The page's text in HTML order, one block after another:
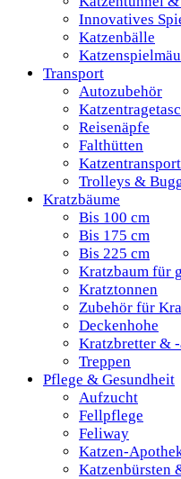
Innovatives
Katzenbälle
Transport
Autozubehör
Reisenäpfe
Falthütten
Trolleys &
Kratzbäume
Bis 100 cm
Bis 175 cm
Bis 225 cm
Kratzbaum für
Kratztonnen
Zubehör für
Deckenhohe
Kratzbretter &
Treppen
Pflege & Gesundheit
Aufzucht
Fellpflege
Feliway
Katzen-
Katzenbürsten